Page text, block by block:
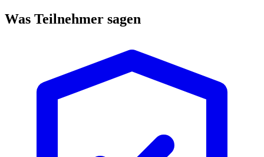
Was Teilnehmer sagen